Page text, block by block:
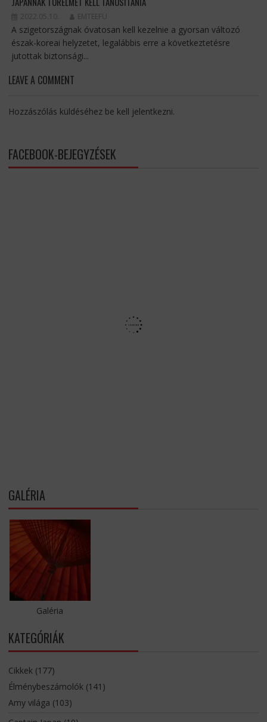
2022.05.10. EMTEEFU
A szigetországnak óvatosan kell kezelnie a gyorsan változó
észak-koreai helyzetet, legalábbis erre a következtetésre
jutottak biztonsági...
LEAVE A COMMENT
Hozzászólás küldéséhez be kell jelentkezni.
FACEBOOK-BEJEGYZÉSEK
GALÉRIA
Galéria
KATEGÓRIÁK
Cikkek(177)
Élménybeszámolók(141)
Amy világa (103)